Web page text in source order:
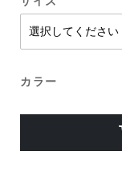
カラー